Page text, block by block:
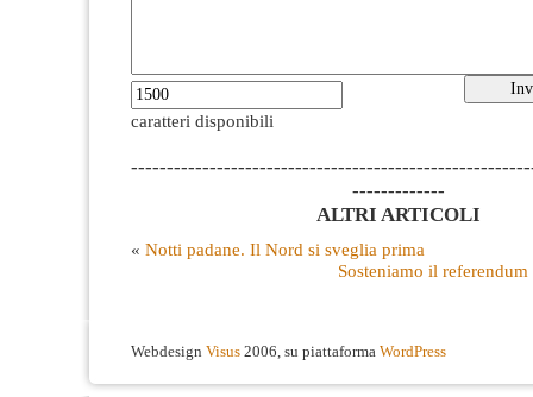
caratteri disponibili
-------------
ALTRI ARTICOLI
« Notti padane. Il Nord si sveglia prima
Sosteniamo il
Webdesign Visus 2006, su piattaforma WordPress